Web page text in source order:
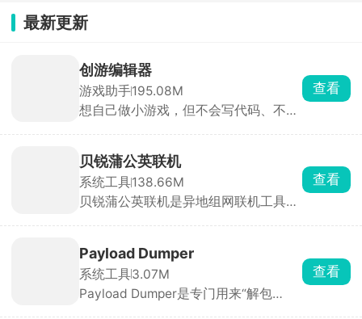
最新更新
创游编辑器
游戏助手195.08M
想自己做小游戏，但不会写代码、不会
新手照着模板改一改，十几分钟就能做
出一张可玩的关卡。做完作品一键发布
到社区，全网玩家都能玩你做的游戏，
还能刷别人做的小游戏玩。除了做游
查看
贝锐蒲公英联机
系统工具138.66M
贝锐蒲公英联机是异地组网联机工具，
的游戏，所有人都装上这个APP，房主
直接选游戏开房间，把房间号发给朋
友，对方输入房间号加入组网，俩人就
跟一个房间连一个WiFi一样，进游戏局
查看
Payload Dumper
系统工具3.07M
Payload Dumper是专门用来“解包
查看